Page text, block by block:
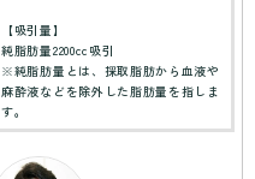
【吸引量】
純脂肪量2200cc吸引
※純脂肪量とは、採取脂肪から血液や
麻酔液などを除外した脂肪量を指しま
す。